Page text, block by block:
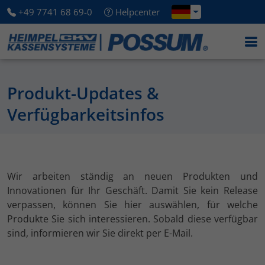
+49 7741 68 69-0 Helpcenter
Produkt-Updates &
Verfügbarkeitsinfos
Wir arbeiten ständig an neuen Produkten und
Innovationen für Ihr Geschäft. Damit Sie kein Release
verpassen, können Sie hier auswählen, für welche
Produkte Sie sich interessieren. Sobald diese verfügbar
sind, informieren wir Sie direkt per E-Mail.